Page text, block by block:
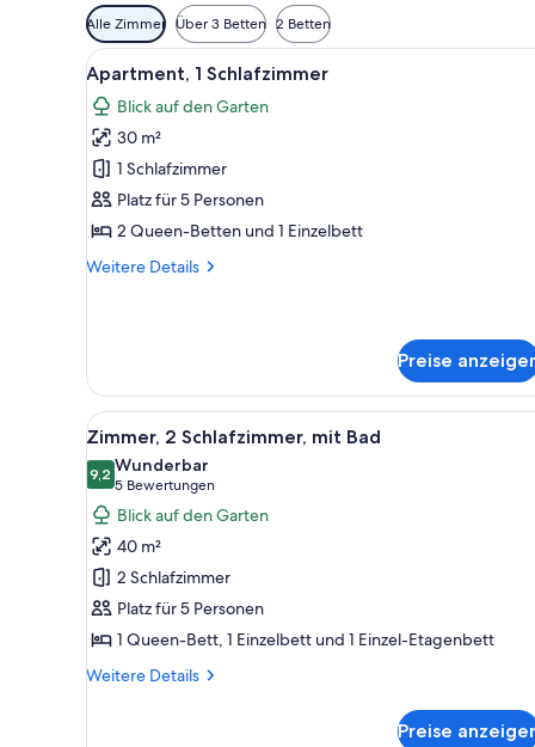
Verfügbare
Filter
für
Zimmer
Alle Zimmer Über 3 Betten 2 Betten
Alle
Fotos
für
Apartment,
Schlafzimmer
anzeigen
Ein Schlafzimmer mit einem
5
Apartment, 1 Schlafzimmer
Blick auf den Garten
30 m²
1 Schlafzimmer
Platz für 5 Personen
2 Queen-Betten und 1 Einzelbett
Weitere Details
Weitere
Preise
Alle
Fotos
für
Zimmer,
2 Schlafzimmer,
mit
Bad
anzeigen
Eine moderne Küche mit
6
Zimmer, 2 Schlafzimmer, mit Bad
9,29,2 von 10
Wunderbar
5 Bewertungen
(5
Bewertungen)
Blick auf den Garten
40 m²
2 Schlafzimmer
Platz für 5 Personen
1 Queen-Bett, 1 Einzelbett und 1 Einzel-Etagenbett
Weitere Details
Weitere
Preise